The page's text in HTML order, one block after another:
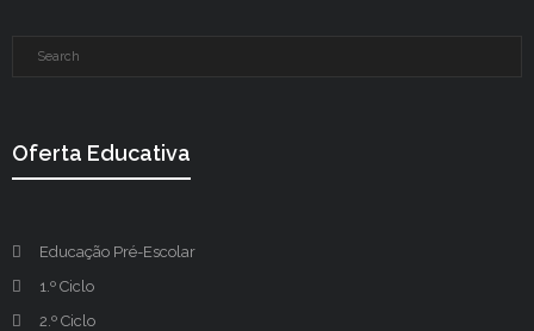
Oferta Educativa
Educação Pré-Escolar
1.º Ciclo
2.º Ciclo